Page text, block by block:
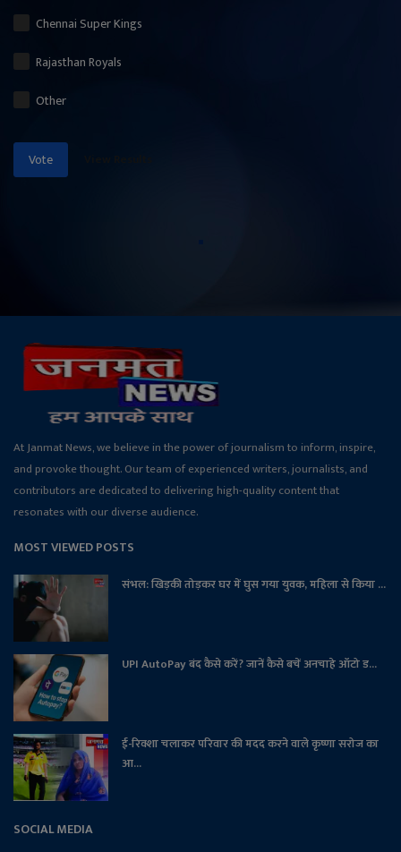
Chennai Super Kings
Rajasthan Royals
Other
Vote
At Janmat News, we believe in the power of journalism to inform, inspire,
and provoke thought. Our team of experienced writers, journalists, and
contributors are dedicated to delivering high-quality content that
resonates with our diverse audience.
MOST VIEWED POSTS
संभल: खिड़की तोड़कर घर में घुस गया युवक, महिला से किया ...
UPI AutoPay बंद कैसे करें? जानें कैसे बचें अनचाहे ऑटो ड...
ई-रिक्शा चलाकर परिवार की मदद करने वाले कृष्णा सरोज का
आ...
SOCIAL MEDIA